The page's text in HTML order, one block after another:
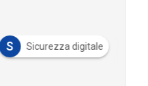
S Sicurezza digitale